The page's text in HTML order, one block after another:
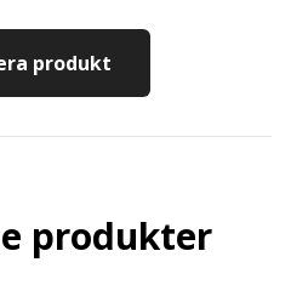
produkt
produkter